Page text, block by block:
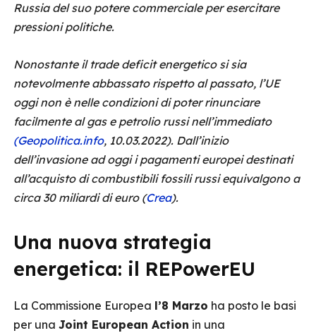
Russia del suo potere commerciale per esercitare
pressioni politiche.
Nonostante il trade deficit energetico si sia
notevolmente abbassato rispetto al passato, l’UE
oggi non è nelle condizioni di poter rinunciare
facilmente al gas e petrolio russi nell’immediato
(Geopolitica.info, 10.03.2022). Dall’inizio
dell’invasione ad oggi i pagamenti europei destinati
all’acquisto di combustibili fossili russi equivalgono a
circa 30 miliardi di euro (Crea).
Una nuova strategia
energetica: il REPowerEU
La Commissione Europea l’8 Marzo ha posto le basi
per una Joint European Action in una